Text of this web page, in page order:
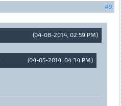
#9
(04-08-2014, 02:59 PM)
(04-05-2014, 04:34 PM)